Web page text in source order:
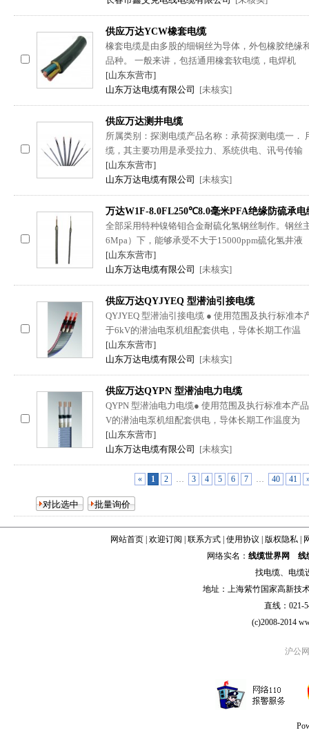
供应万达YCW橡套电缆
橡套电缆是由多股的细铜丝为导体，外包橡胶绝缘
品种。 一般来讲，包括通用橡套软电缆，电焊机
[山东东营市]
山东万达电缆有限公司
[未核实]
供应万达测井电缆
所属类别：探测电缆产品名称：承荷探测电缆一．
缆，其主要功用是承受拉力、系统供电、讯号传输
[山东东营市]
山东万达电缆有限公司
[未核实]
万达W1F-8.0FL250℃8.0毫米PFA绝缘防硫承电
全部采用特种镍铬钼合金耐硫化氢钢丝制作。钢丝
6Mpa）下，能够承受不大于15000ppm硫化氢井液
[山东东营市]
山东万达电缆有限公司
[未核实]
供应万达QYJYEQ 型潜油引接电缆
QYJYEQ 型潜油引接电缆 ● 使用范围及执行标准
于6kV的潜油电泵机组配套供电，导体长期工作温
[山东东营市]
山东万达电缆有限公司
[未核实]
供应万达QYPN 型潜油电力电缆
QYPN 型潜油电力电缆● 使用范围及执行标准本产
V的潜油电泵机组配套供电，导体长期工作温度为
[山东东营市]
山东万达电缆有限公司
[未核实]
« 1 2 … 3 4 5 6 7 … 40 41
网站首页| 欢迎订阅 联系方式| 使用协议 版权隐私|
网络实名： 线缆世界网
线
找电缆、 电缆
地址：上海紫竹国家高新技
直线：021-
(c)2008-2014
沪公